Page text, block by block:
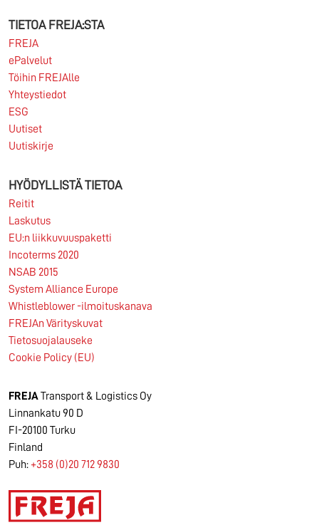
asiakkuuksien kehittämisen ammattilaisia FREJA
Transport & Logistics on yksi...
TIETOA FREJA:STA
FREJA
ePalvelut
Töihin FREJAlle
Yhteystiedot
ESG
Uutiset
Uutiskirje
HYÖDYLLISTÄ TIETOA
Reitit
Laskutus
EU:n liikkuvuuspaketti
Incoterms 2020
NSAB 2015
System Alliance Europe
Whistleblower -ilmoituskanava
FREJAn Värityskuvat
Tietosuojalauseke
Cookie Policy (EU)
FREJATransport & Logistics Oy
Linnankatu 90 D
FI-20100 Turku
Finland
Puh: +358 (0)20 712 9830